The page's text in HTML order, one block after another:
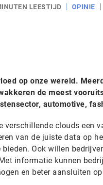
LEESTIJD OPINIE
op onze wereld.
de meest
automotive,
verschillende clouds een
van de juiste data op
Ook willen
informatie kunnen
en beter aansluiten